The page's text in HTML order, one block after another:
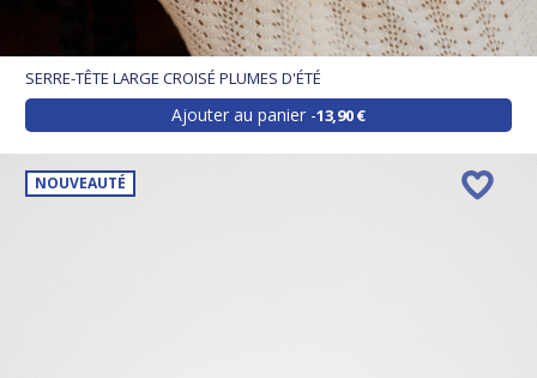
SERRE-TÊTE LARGE CROISÉ PLUMES D'ÉTÉ
Ajouter au panier 13,90 €
NOUVEAUTÉ